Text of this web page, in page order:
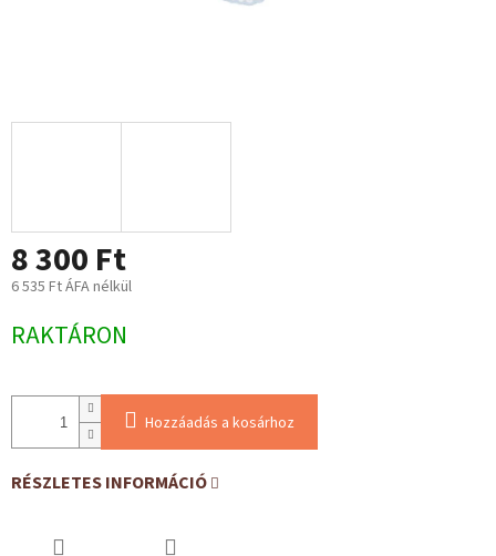
8 300 Ft
6 535 Ft ÁFA nélkül
Egységár:
RAKTÁRON
Hozzáadás a kosárhoz
RÉSZLETES INFORMÁCIÓ